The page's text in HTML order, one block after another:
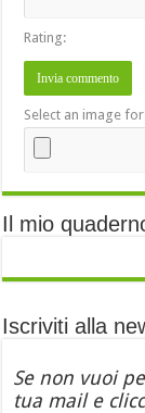
Rating:
Select an image for
Il mio
Iscriviti alla
Se non vuoi
tua mail e